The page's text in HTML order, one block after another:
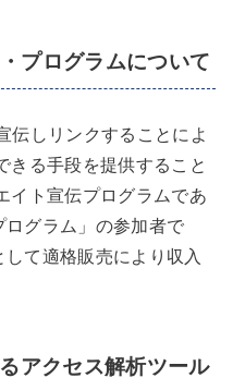
プログラムについて
伝しリンクすることによ
きる手段を提供すること
イト宣伝プログラムであ
グラム」の参加者で
て適格販売により収入
アクセス解析ツール